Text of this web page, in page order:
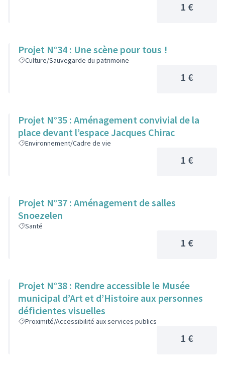
1 €
Projet N°34 : Une scène pour tous !
Culture/Sauvegarde du patrimoine
1 €
Projet N°35 : Aménagement convivial de la
place devant l’espace Jacques Chirac
Environnement/Cadre de vie
1 €
Projet N°37 : Aménagement de salles
Snoezelen
Santé
1 €
Projet N°38 : Rendre accessible le Musée
municipal d’Art et d’Histoire aux personnes
déficientes visuelles
Proximité/Accessibilité aux services publics
1 €